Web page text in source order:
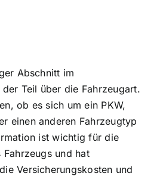
Abschnitt im
Teil über die Fahrzeugart.
ob es sich um ein PKW,
einen anderen Fahrzeugtyp
ist wichtig für die
und hat
Versicherungskosten und